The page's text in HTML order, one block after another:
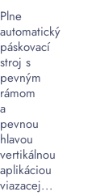
Plne
automatický
páskovací
stroj s
pevným
rámom
a
pevnou
hlavou
vertikálnou
aplikáciou
viazacej...